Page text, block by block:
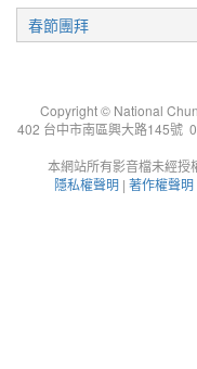
春節團拜
Copyright © National
402 台中市南區興大路145
本網站所有影音檔未經授
隱私權聲明 | 著作權聲明